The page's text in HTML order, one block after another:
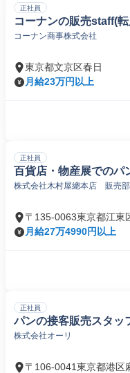
正社員
コーナンの販売staff(
コーナン商事株式会社
東京都文京区春日
月給23万円以上
正社員
百貨店・物産展でのパ
株式会社木村屋總本店 販売部
〒135-0063東京都江東
月給27万4990円以上
正社員
パンの接客販売スタッ
株式会社オーリ
〒106-0041東京都港区